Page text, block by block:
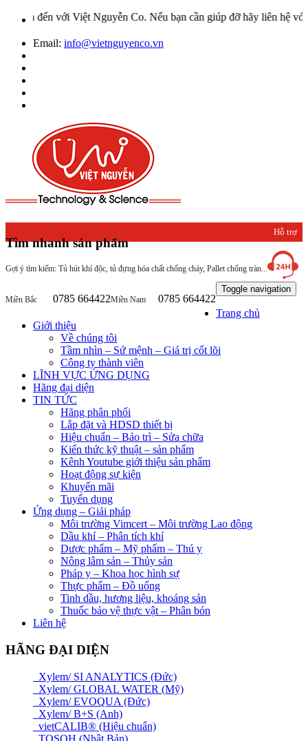
với Việt Nguyễn Co. Nếu bạn cần giúp đỡ hãy liên hệ với chúng tôi
Email: info@vietnguyenco.vn
Tìm nhanh sản phẩm
Gợi ý tìm kiếm: Tủ hút khí độc, tủ đựng hóa chất chống cháy, Pallet chống tràn...
Hỗ trợ
khách
hàng
Miền Bắc 0785 664422Miền Nam 0785 664422
Toggle navigation
Trang chủ
Giới thiệu
Về chúng tôi
Tầm nhìn – Sứ mệnh – Giá trị cốt lõi
Công ty thành viên
LĨNH VỰC ỨNG DỤNG
Hãng đại diện
TIN TỨC
Hãng phân phối
Lắp đặt và HDSD thiết bị
Hiệu chuẩn – Bảo trì – Sửa chữa
Kiến thức kỹ thuật – sản phẩm
Kênh Youtube giới thiệu sản phẩm
Hoạt động sự kiện
Khuyến mãi
Tuyển dụng
Ứng dụng – Giải pháp
Môi trường Vimcert – Môi trường Lao động
Dầu khí – Phân tích khí
Dược phẩm – Mỹ phẩm – Thú y
Nông lâm sản – Thủy sản
Pháp y – Khoa học hình sự
Thực phẩm – Đồ uống
Tinh dầu, hương liệu, khoáng sản
Thuốc bảo vệ thực vật – Phân bón
Liên hệ
HÃNG ĐẠI DIỆN
Xylem/ SI ANALYTICS (Đức)
Xylem/ GLOBAL WATER (Mỹ)
Xylem/ EVOQUA (Đức)
Xylem/ B+S (Anh)
vietCALIB® (Hiệu chuẩn)
TOSOH (Nhật Bản)